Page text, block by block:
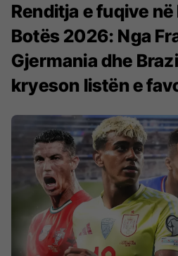
Renditja e fuqive në
Botës 2026: Nga
Gjermania dhe
kryeson listën e